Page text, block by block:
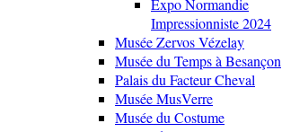
Expo Normandie
Impressionniste 2024
Musée Zervos Vézelay
Musée du Temps à Besançon
Palais du Facteur Cheval
Musée MusVerre
Musée du Costume